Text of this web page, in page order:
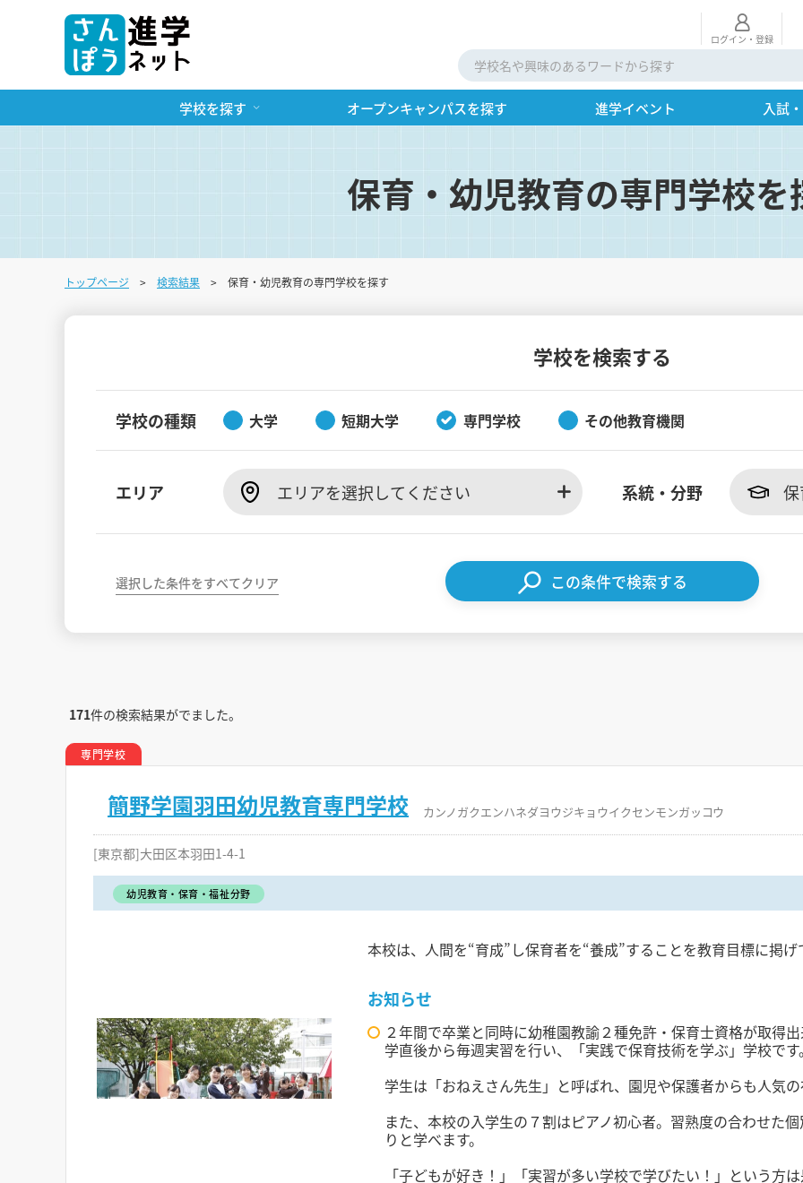
ログイン・登録
学校を探す オープンキャンパスを探す 進学イベント 入試
保育・幼児教育の専門学校を
トップページ 検索結果 保育・幼児教育の専門学校を探す
学校を検索する
学校の種類 大学 短期大学 専門学校 その他教育機関
エリア エリアを選択してください 系統・分野
この条件で検索する
選択した条件をすべてクリア
171件の検索結果がでました。
専門学校
簡野学園羽田幼児教育専門学校 カンノガクエンハネダヨウジキョウイクセンモンガッコウ
[東京都]大田区本羽田1-4-1
幼児教育・保育・福祉分野
本校は、人間を“育成”し保育者を“養成”することを教育目標に掲げ
お知らせ
２年間で卒業と同時に幼稚園教諭２種免許・保育士資格が取得
学直後から毎週実習を行い、「実践で保育技術を学ぶ」学校です
学生は「おねえさん先生」と呼ばれ、園児や保護者からも人気
また、本校の入学生の７割はピアノ初心者。習熟度の合わせた
りと学べます。
「子どもが好き！」「実習が多い学校で学びたい！」という方